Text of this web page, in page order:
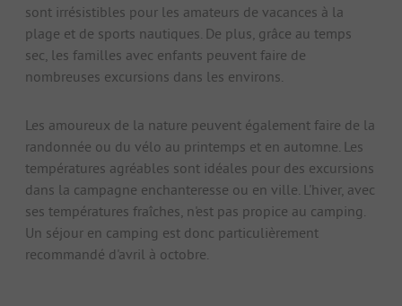
sont irrésistibles pour les amateurs de vacances à la
plage et de sports nautiques. De plus, grâce au temps
sec, les familles avec enfants peuvent faire de
nombreuses excursions dans les environs.
Les amoureux de la nature peuvent également faire de la
randonnée ou du vélo au printemps et en automne. Les
températures agréables sont idéales pour des excursions
dans la campagne enchanteresse ou en ville. L'hiver, avec
ses températures fraîches, n'est pas propice au camping.
Un séjour en camping est donc particulièrement
recommandé d'avril à octobre.